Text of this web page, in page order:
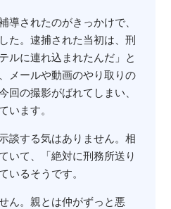
導されたのがきっかけで、
た。逮捕された当初は、刑
ルに連れ込まれたんだ」と
メールや動画のやり取りの
回の撮影がばれてしまい、
います。
談する気はありません。相
いて、「絶対に刑務所送り
いるそうです。
ん。親とは仲がずっと悪